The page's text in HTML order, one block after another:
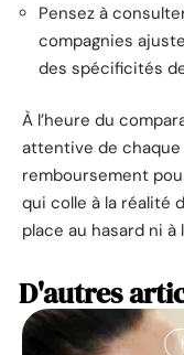
Pensez à
compagnies
des spécificités
À l’heure du
attentive de
remboursement
qui colle à la réalité
place au hasard ni
D'autres